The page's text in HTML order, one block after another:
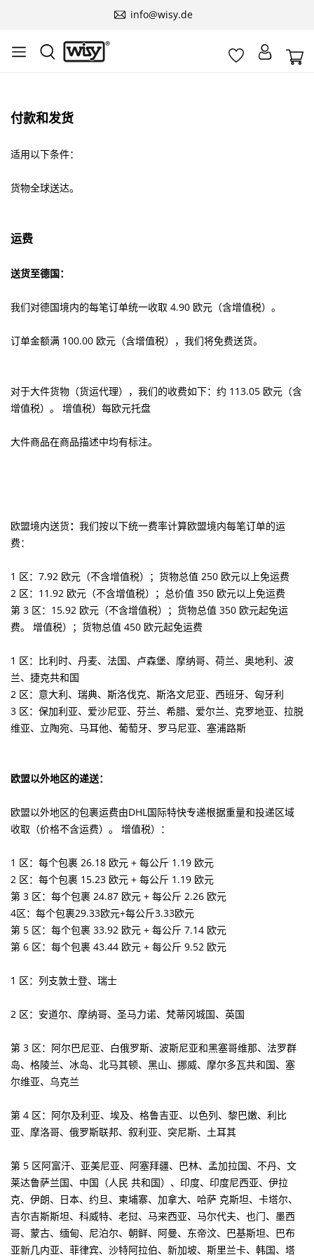
info@wisy.de
付款和发货
适用以下条件：
货物全球送达。
运费
送货至德国：
我们对德国境内的每笔订单统一收取 4.90 欧元（含增值税）。
订单金额满 100.00 欧元（含增值税），我们将免费送货。
对于大件货物（货运代理），我们的收费如下： 约 113.05 欧元（含
增值税）。 增值税）每欧元托盘
大件商品在商品描述中均有标注。
欧盟境内送货： 我们按以下统一费率计算欧盟境内每笔订单的运
费：
1 区：7.92 欧元（不含增值税）；货物总值 250 欧元以上免运费
2 区：11.92 欧元（不含增值税）；总价值 350 欧元以上免运费
第 3 区：15.92 欧元（不含增值税）；货物总值 350 欧元起免运
费。 增值税）；货物总值 450 欧元起免运费
1 区：比利时、丹麦、法国、卢森堡、摩纳哥、荷兰、奥地利、波
兰、捷克共和国
2 区：意大利、瑞典、斯洛伐克、斯洛文尼亚、西班牙、匈牙利
3 区：保加利亚、爱沙尼亚、芬兰、希腊、爱尔兰、克罗地亚、拉脱
维亚、立陶宛、马耳他、葡萄牙、罗马尼亚、塞浦路斯
欧盟以外地区的递送：
欧盟以外地区的包裹运费由DHL国际特快专递根据重量和投递区域
收取（价格不含运费）。 增值税）：
1 区：每个包裹 26.18 欧元 + 每公斤 1.19 欧元
2 区：每个包裹 15.23 欧元 + 每公斤 1.19 欧元
第 3 区：每个包裹 24.87 欧元 + 每公斤 2.26 欧元
4区：每个包裹29.33欧元+每公斤3.33欧元
第 5 区：每个包裹 33.92 欧元 + 每公斤 7.14 欧元
第 6 区：每个包裹 43.44 欧元 + 每公斤 9.52 欧元
1 区：列支敦士登、瑞士
2 区：安道尔、摩纳哥、圣马力诺、梵蒂冈城国、英国
第 3 区：阿尔巴尼亚、白俄罗斯、波斯尼亚和黑塞哥维那、法罗群
岛、格陵兰、冰岛、北马其顿、黑山、挪威、摩尔多瓦共和国、塞
尔维亚、乌克兰
第 4 区：阿尔及利亚、埃及、格鲁吉亚、以色列、黎巴嫩、利比
亚、摩洛哥、俄罗斯联邦、叙利亚、突尼斯、土耳其
第 5 区阿富汗、亚美尼亚、阿塞拜疆、巴林、孟加拉国、不丹、文
莱达鲁萨兰国、中国（人民 共和国）、印度、印度尼西亚、伊拉
克、伊朗、日本、约旦、柬埔寨、加拿大、哈萨 克斯坦、卡塔尔、
吉尔吉斯斯坦、科威特、老挝、马来西亚、马尔代夫、也门、墨西
哥、蒙古、缅甸、尼泊尔、朝鲜、阿曼、东帝汶、巴基斯坦、巴布
亚新几内亚、菲律宾、沙特阿拉伯、新加坡、斯里兰卡、韩国、塔